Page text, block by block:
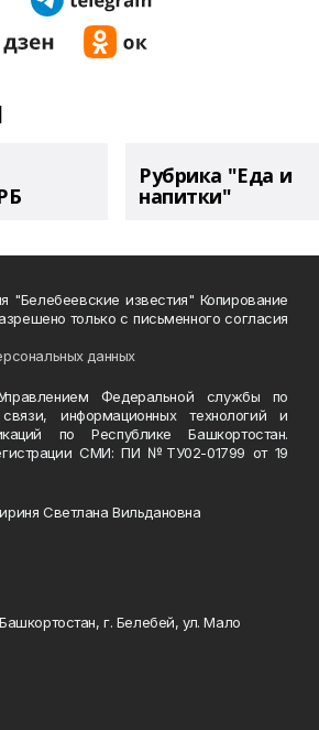
Рубрика "Еда и
напитки"
"Белебеевские известия" Копирование
только с письменного согласия
данных
Федеральной службы по
информационных технологий и
по Республике Башкортостан.
СМИ: ПИ №ТУ02-01799 от 19
Светлана Вильдановна
г. Белебей, ул. Мало